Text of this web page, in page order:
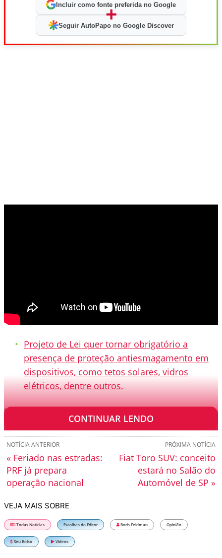
Incluir como fonte preferida no Google
+
Seguir AutoPapo no Google Discover
Projeto de Lei quer tornar obrigatório a
presença de proteção antiesmagamento em
dispositivos, como tetos solares, vidros
elétricos, dentre outros.
[TRANSCRIÇÃO]
CONTINUAR LENDO
PRÓXIMA NOTÍCIA
Fiat Toro SUV: conceito
estará no Salão do
Automóvel de SP »
NOTÍCIA ANTERIOR
« Feriado nas estradas:
PRF já prepara
operação nacional
VEJA MAIS SOBRE
Todas Notícias Escolhas do Editor Boris Feldman Opinião
Seu Bolso Vídeos